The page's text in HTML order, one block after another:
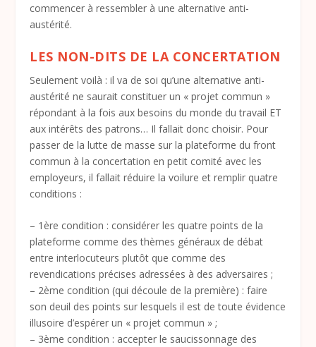
commencer à ressembler à une alternative anti-
austérité.
LES NON-DITS DE LA CONCERTATION
Seulement voilà : il va de soi qu’une alternative anti-
austérité ne saurait constituer un « projet commun »
répondant à la fois aux besoins du monde du travail ET
aux intérêts des patrons… Il fallait donc choisir. Pour
passer de la lutte de masse sur la plateforme du front
commun à la concertation en petit comité avec les
employeurs, il fallait réduire la voilure et remplir quatre
conditions :
– 1ère condition : considérer les quatre points de la
plateforme comme des thèmes généraux de débat
entre interlocuteurs plutôt que comme des
revendications précises adressées à des adversaires ;
– 2ème condition (qui découle de la première) : faire
son deuil des points sur lesquels il est de toute évidence
illusoire d’espérer un « projet commun » ;
– 3ème condition : accepter le saucissonnage des